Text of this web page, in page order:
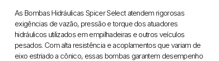
As Bombas Hidráulicas Spicer Select atendem rigorosas
exigências de vazão, pressão e torque dos atuadores
hidráulicos utilizados em empilhadeiras e outros veículos
pesados. Com alta resistência e acoplamentos que variam de
eixo estriado a cônico, essas bombas garantem desempenho